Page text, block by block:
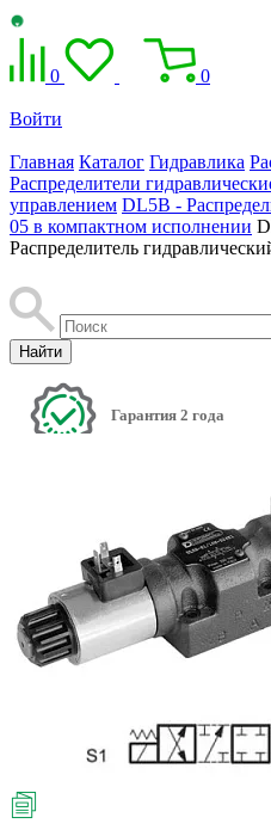
0 0
Войти
Главная Каталог Гидравлика
Распределители
управлением DL5B -
05 в компактном исполнении
Распределитель
Найти
Гарантия 2 года